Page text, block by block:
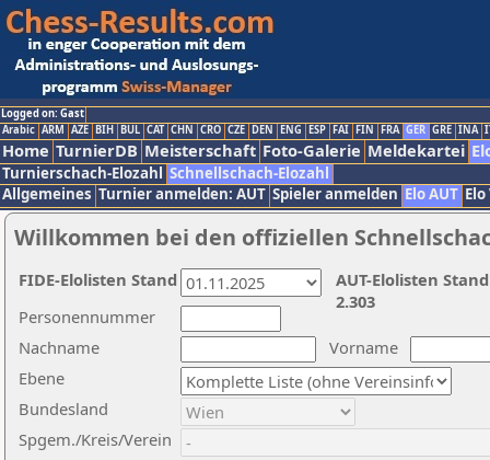
Logged on: Gast
Arabic ARM AZE BIH BUL CAT CHN CRO CZE DEN ENG ESP FAI FIN FRA GER GRE INA
Home TurnierDB Meisterschaft Foto-Galerie Meldekartei
Turnierschach-Elozahl Schnellschach-Elozahl
Allgemeines Turnier anmelden: AUT Spieler anmelden Elo AUT
Willkommen bei den offiziellen
Nachname
Vorname
Ebene
Personennummer
Bundesland
Spgem./Kreis/Verein
AUT-Elolisten
2.303
FIDE-Elolisten Stand